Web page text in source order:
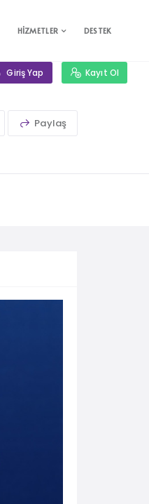
HİZMETLER DESTEK
Giriş Yap Kayıt Ol
Paylaş